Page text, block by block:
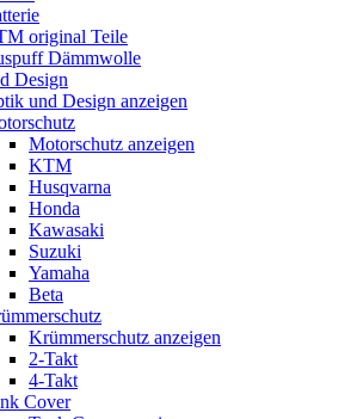
original Teile
Dämmwolle
Design
und Design anzeigen
Motorschutz anzeigen
KTM
Husqvarna
Honda
Kawasaki
Suzuki
Yamaha
Beta
Krümmerschutz anzeigen
2-Takt
4-Takt
Cover